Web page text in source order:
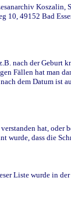
49152 Bad
nach der Geburt
Fällen hat man
dem Datum ist
hat, oder
wurde, dass die
Liste wurde in